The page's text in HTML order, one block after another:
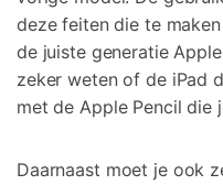
deze feiten die te
de juiste generatie
zeker weten of de iPad
met de Apple Pencil die
Daarnaast moet je ook